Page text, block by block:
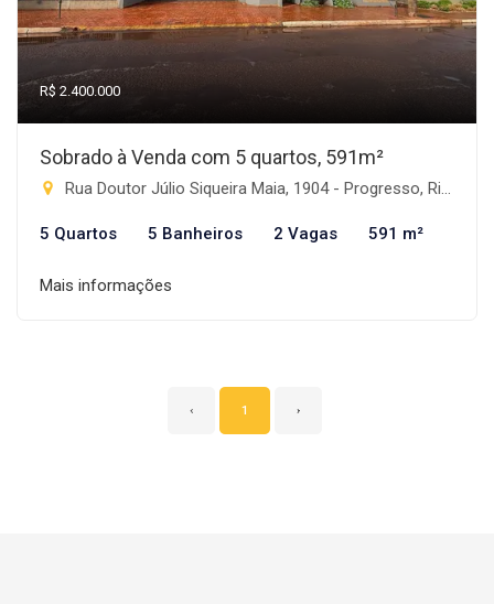
R$ 2.400.000
Sobrado à Venda com 5 quartos, 591m²
Rua Doutor Júlio Siqueira Maia, 1904 - Progresso, Rio Brilhante-MS
5 Quartos 5 Banheiros 2 Vagas 591 m²
Mais informações
‹ 1 ›